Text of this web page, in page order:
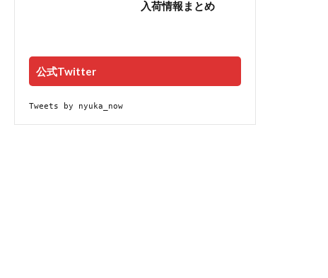
入荷情報まとめ
公式Twitter
Tweets by nyuka_now